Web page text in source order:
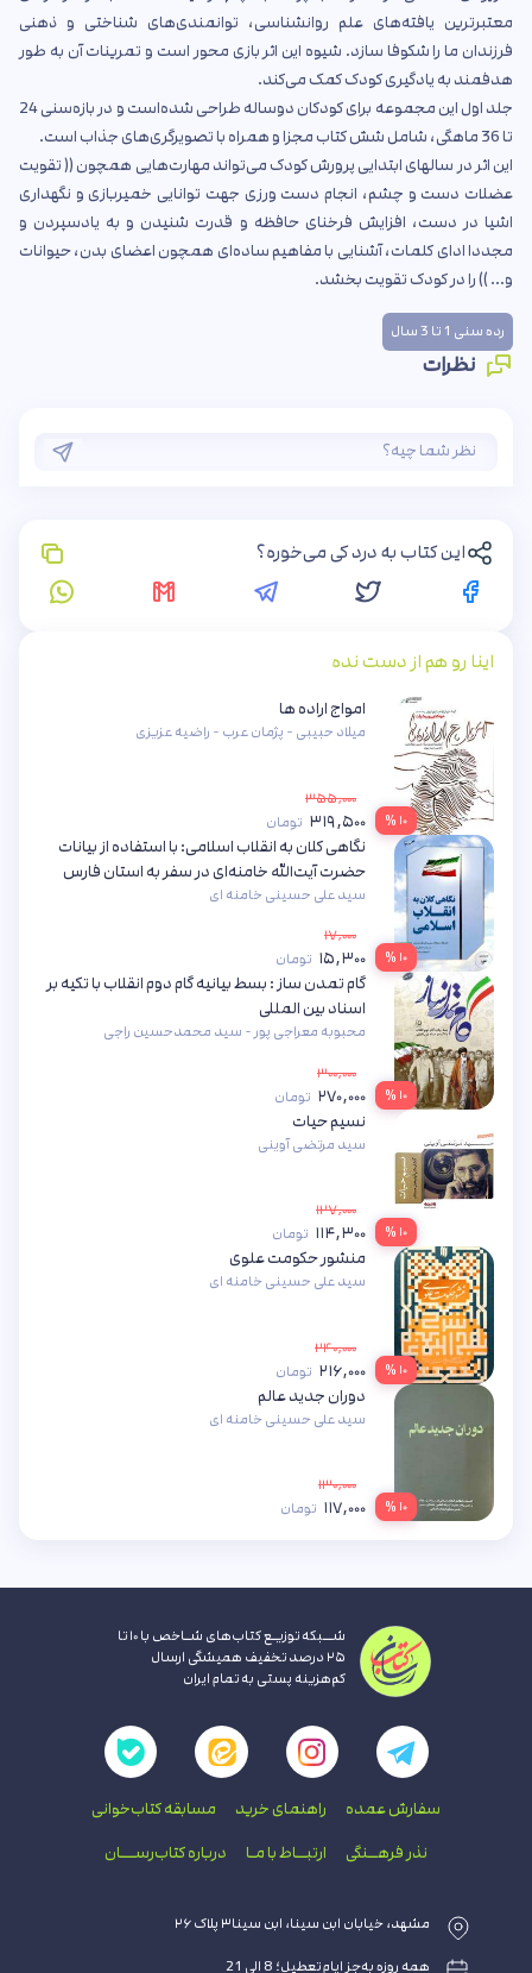
معتبرترین یافته‌های علم روانشناسی، توانمندی‌های شناختی و ذهنی
فرزندان ما را شکوفا سازد. شیوه این اثر بازی محور است و تمرینات آن به طور
هدفمند به یادگیری کودک کمک می‌کند.
جلد اول این مجموعه برای کودکان دوساله طراحی شده‌‌است و در بازه‌سنی 24
تا 36 ماهگی، شامل شش کتاب مجزا و همراه با تصویرگری‌های جذاب است.
این اثر در سالهای ابتدایی پرورش کودک می‌تواند مهارت‌هایی همچون (( تقویت
عضلات دست و چشم، انجام دست ورزی جهت توانایی خمیربازی و نگهداری
اشیا در دست، افزایش فرخنای حافظه و قدرت شنیدن و به یادسپردن و
مجددا ادای کلمات، آشنایی با مفاهیم ساده‌ای همچون اعضای بدن، حیوانات
و... )) را در کودک تقویت بخشد.
رده سنی 1 تا 3 سال
نظرات
این کتاب به درد کی می‌خوره؟
اینا رو هم از دست نده
۱۰ %
امواج اراده ها
میلاد حبیبی - پژمان عرب - راضیه عزیزی
۳۵۵,۰۰۰
۳۱۹,۵۰۰ تومان
۱۰ %
نگاهی کلان به انقلاب اسلامی: با استفاده از بیانات
حضرت آیت‌الله خامنه‌ای در سفر به استان فارس
سید علی حسینی خامنه ای
۱۷,۰۰۰
۱۵,۳۰۰ تومان
۱۰ %
گام تمدن ساز : بسط بیانیه گام دوم انقلاب با تکیه بر
اسناد بین المللی
محبوبه معراجی پور - سید محمدحسین راجی
۳۰۰,۰۰۰
۲۷۰,۰۰۰ تومان
۱۰ %
نسیم حیات
سید مرتضی آوینی
۱۲۷,۰۰۰
۱۱۴,۳۰۰ تومان
۱۰ %
منشور حکومت علوی
سید علی حسینی خامنه ای
۲۴۰,۰۰۰
۲۱۶,۰۰۰ تومان
۱۰ %
دوران جدید عالم
سید علی حسینی خامنه ای
۱۳۰,۰۰۰
۱۱۷,۰۰۰ تومان
شــبکه توزیـع کتاب‌های شـاخص با ۱۰ تا
۲۵ درصد تخفیف همیشگی ارسال
کم‌هزینه پستی به تمام ایران
سفارش عمده راهنمای‌ خرید مسابقه کتاب‌خوانی
نذر فرهــنگی ارتبــاط با‌ مـا درباره کتاب‌رســـان
مشهد، خیابان ابن سینا، ابن سینا۳ پلاک ۲۶
همه روزه به‌جز ایام تعطیل؛ 8 الی 21